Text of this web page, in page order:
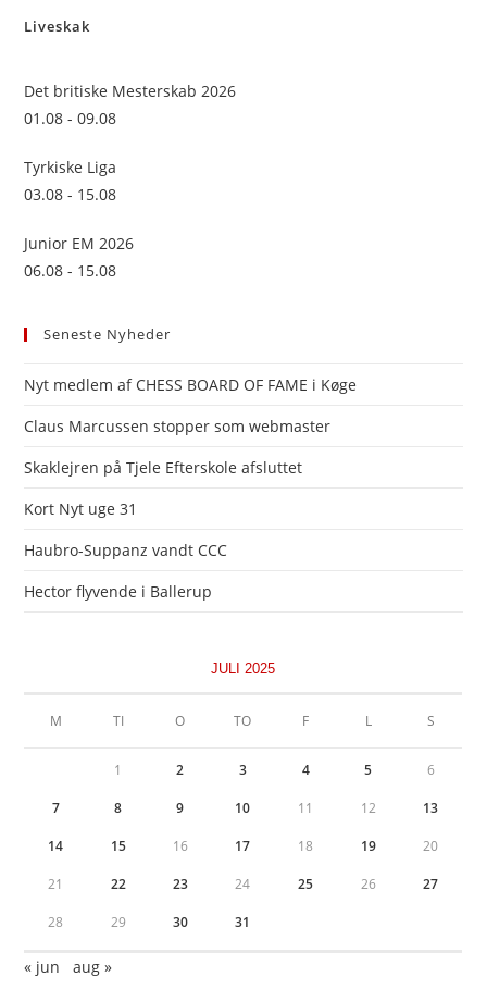
Liveskak
Det britiske Mesterskab 2026
01.08 - 09.08
Tyrkiske Liga
03.08 - 15.08
Junior EM 2026
06.08 - 15.08
Seneste Nyheder
Nyt medlem af CHESS BOARD OF FAME i Køge
Claus Marcussen stopper som webmaster
Skaklejren på Tjele Efterskole afsluttet
Kort Nyt uge 31
Haubro-Suppanz vandt CCC
Hector flyvende i Ballerup
JULI 2025
M TI O TO F L S
1 2 3 4 5 6
7 8 9 10 11 12 13
14 15 16 17 18 19 20
21 22 23 24 25 26 27
28 29 30 31
« jun aug »